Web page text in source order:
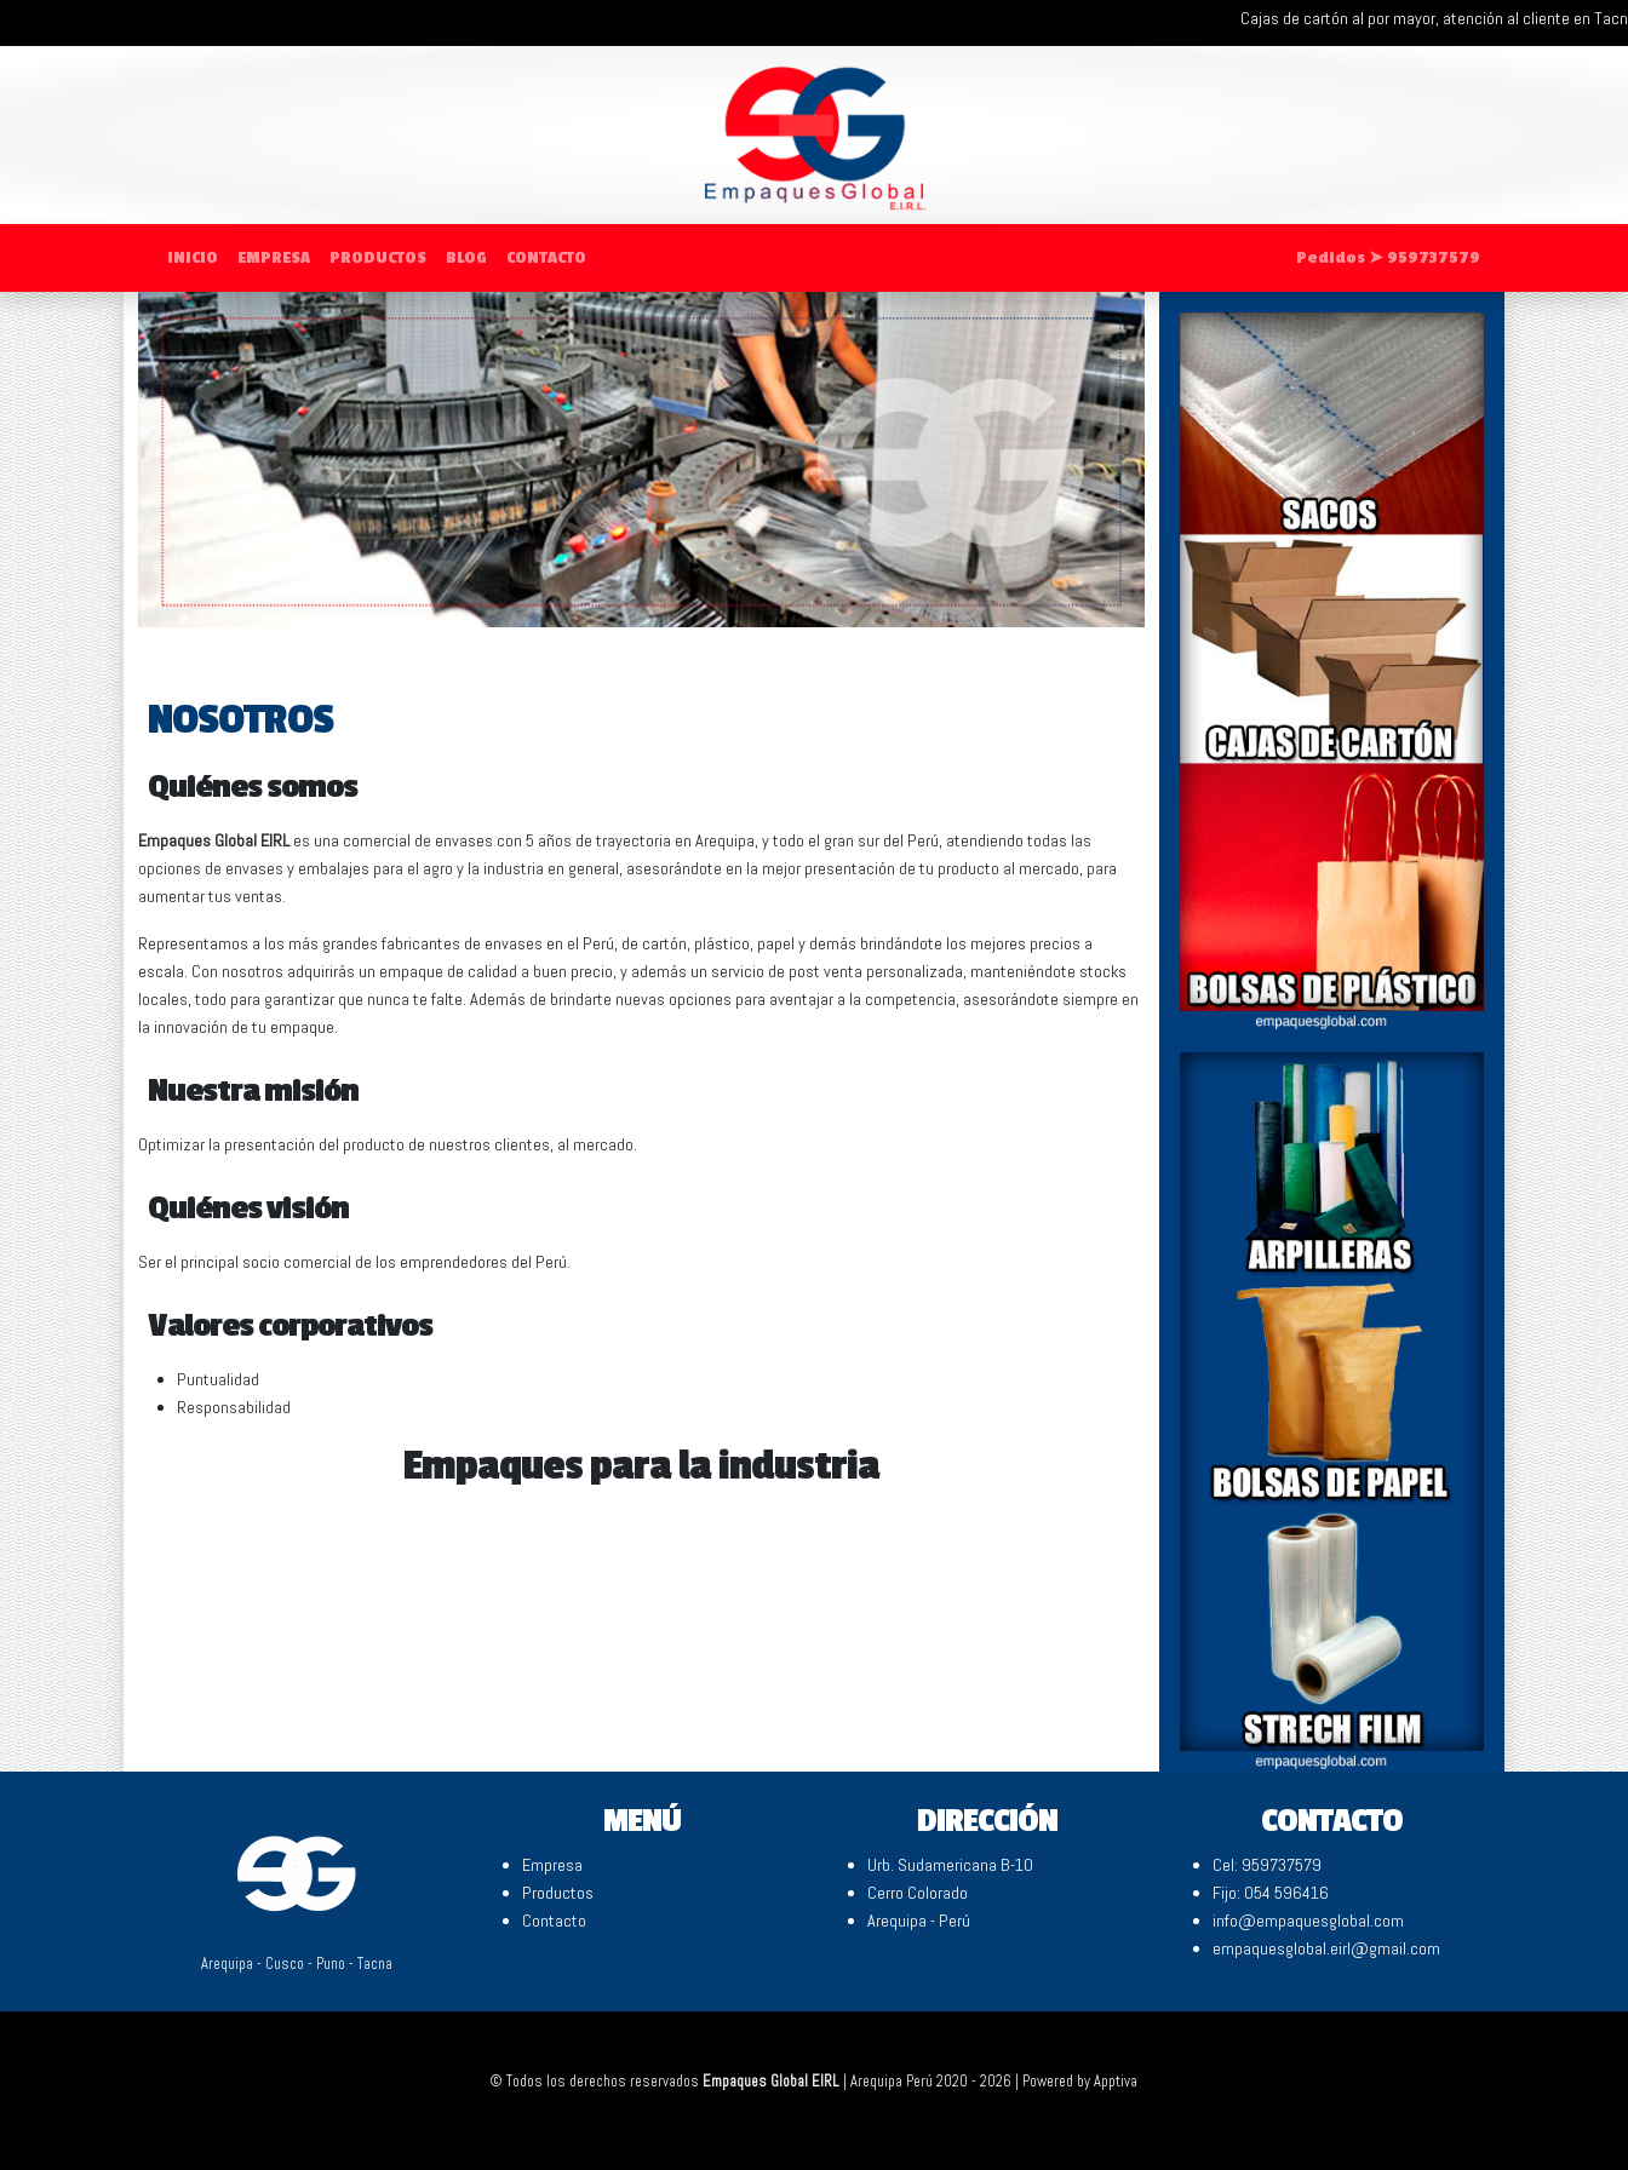
Cajas de cartón al por mayor, atención al cliente en Tacna,
INICIO EMPRESA PRODUCTOS BLOG CONTACTO Pedidos ➤ 959737579
NOSOTROS
Quiénes somos
Empaques Global EIRLes una comercial de envases con 5 años de trayectoria en Arequipa, y todo el gran sur del Perú, atendiendo todas las
opciones de envases y embalajes para el agro y la industria en general, asesorándote en la mejor presentación de tu producto al mercado, para
aumentar tus ventas.
Representamos a los más grandes fabricantes de envases en el Perú, de cartón, plástico, papel y demás brindándote los mejores precios a
escala. Con nosotros adquirirás un empaque de calidad a buen precio, y además un servicio de post venta personalizada, manteniéndote stocks
locales, todo para garantizar que nunca te falte. Además de brindarte nuevas opciones para aventajar a la competencia, asesorándote siempre en
la innovación de tu empaque.
Nuestra misión
Optimizar la presentación del producto de nuestros clientes, al mercado.
Quiénes visión
Ser el principal socio comercial de los emprendedores del Perú.
Valores corporativos
Puntualidad
Responsabilidad
Empaques para la industria
Arequipa - Cusco - Puno - Tacna
MENÚ
Empresa
Productos
Contacto
DIRECCIÓN
Urb. Sudamericana B-10
Cerro Colorado
Arequipa - Perú
CONTACTO
Cel: 959737579
Fijo: 054 596416
info@empaquesglobal.com
empaquesglobal.eirl@gmail.com
© Todos los derechos reservados Empaques Global EIRL | Arequipa Perú 2020 - 2026 | Powered byApptiva